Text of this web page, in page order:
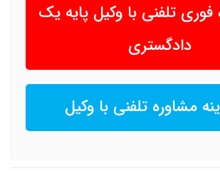
فوری تلفنی با وکیل پایه یک
دادگستری
مشاوره تلفنی با وکیل